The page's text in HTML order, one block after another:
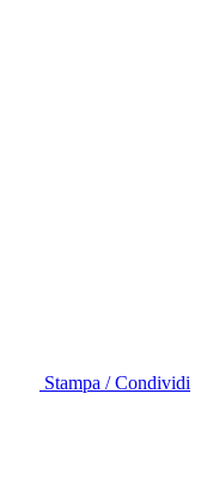
Stampa / Condividi